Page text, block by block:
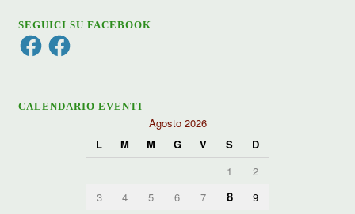
SEGUICI SU FACEBOOK
FacebookFacebook
CALENDARIO EVENTI
Agosto 2026
L
M M G V S
D
1
2
3
4 5 6 7 8
9